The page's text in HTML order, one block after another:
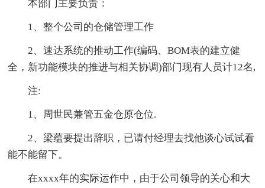
本部门主要负责：
1、整个公司的仓储管理工作
2、速达系统的推动工作(编码、BOM表的建立健
全，新功能模块的推进与相关协调)部门现有人员计12名,
注:
1、周世民兼管五金仓原仓位.
2、梁蕴要提出辞职，已请付经理去找他谈心试试看
能不能留下。
在xxxx年的实际运作中，由于公司领导的关心和大